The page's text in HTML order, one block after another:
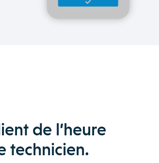
de l’heure
technicien.